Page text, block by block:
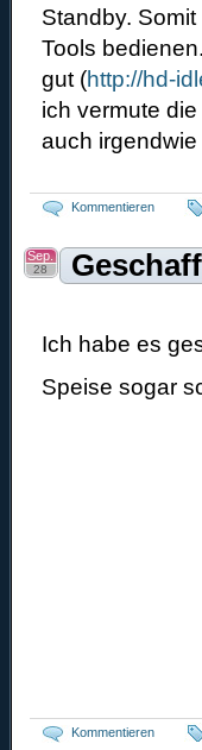
Standby.
Tools
gut (http://hd-
ich vermute
auch
Kommentieren
Sep.
28
Ich habe es
Speise sogar
Kommentieren